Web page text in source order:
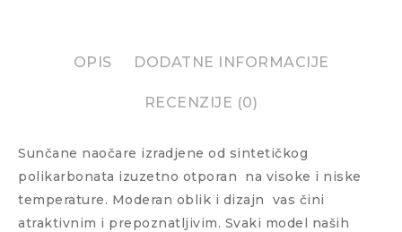
OPIS DODATNE INFORMACIJE
RECENZIJE (0)
Sunčane naočare izradjene od sintetičkog
polikarbonata izuzetno otporan
na visoke i niske
temperature. Moderan oblik i dizajn
vas čini
atraktivnim i prepoznatljivim. Svaki model naših